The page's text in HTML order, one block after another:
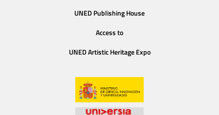
UNED Publishing House
Access to
UNED Artistic Heritage Expo